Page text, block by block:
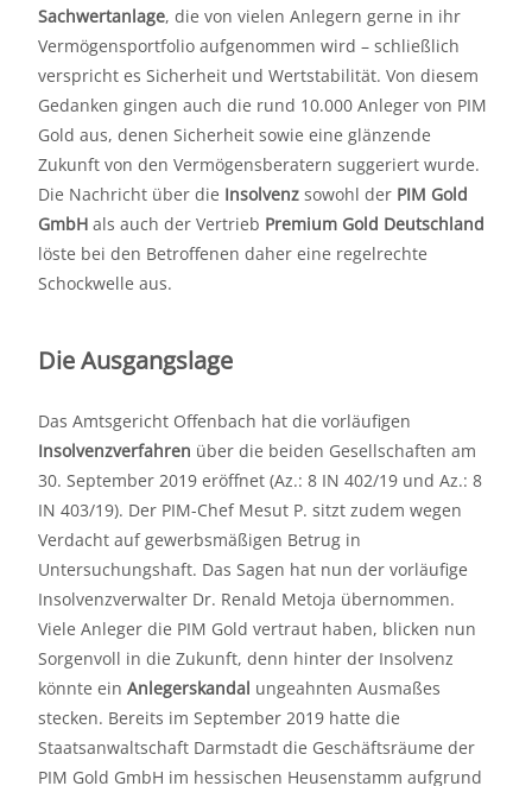
Sachwertanlage, die von vielen Anlegern gerne in ihr
Vermögensportfolio aufgenommen wird – schließlich
verspricht es Sicherheit und Wertstabilität. Von diesem
Gedanken gingen auch die rund 10.000 Anleger von PIM
Gold aus, denen Sicherheit sowie eine glänzende
Zukunft von den Vermögensberatern suggeriert wurde.
Die Nachricht über die Insolvenz sowohl der PIM Gold
GmbH als auch der Vertrieb Premium Gold Deutschland
löste bei den Betroffenen daher eine regelrechte
Schockwelle aus.
Die Ausgangslage
Das Amtsgericht Offenbach hat die vorläufigen
Insolvenzverfahren über die beiden Gesellschaften am
30. September 2019 eröffnet (Az.: 8 IN 402/19 und Az.: 8
IN 403/19). Der PIM-Chef Mesut P. sitzt zudem wegen
Verdacht auf gewerbsmäßigen Betrug in
Untersuchungshaft. Das Sagen hat nun der vorläufige
Insolvenzverwalter Dr. Renald Metoja übernommen.
Viele Anleger die PIM Gold vertraut haben, blicken nun
Sorgenvoll in die Zukunft, denn hinter der Insolvenz
könnte ein Anlegerskandal ungeahnten Ausmaßes
stecken. Bereits im September 2019 hatte die
Staatsanwaltschaft Darmstadt die Geschäftsräume der
PIM Gold GmbH im hessischen Heusenstamm aufgrund